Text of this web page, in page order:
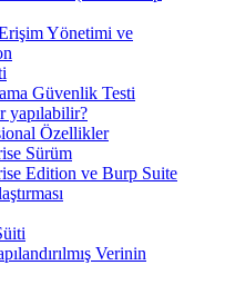
Yönetimi ve
Güvenlik Testi
yapılabilir?
Özellikler
Sürüm
Edition ve Burp Suite
Verinin